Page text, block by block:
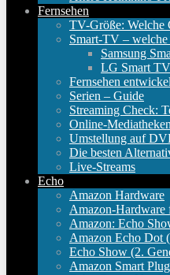
Fernsehen
TV-Größe: Welche
Smart-TV –
Samsung
LG Smart
Fernsehen
Serien – Guide
Streaming Check:
Online-Mediatheken
Umstellung auf
Die besten
Live-Streams
Echo
Amazon Hardware
Amazon-Hardware
Amazon: Echo
Amazon Echo Dot
Echo Show (2.
Amazon Smart Plug